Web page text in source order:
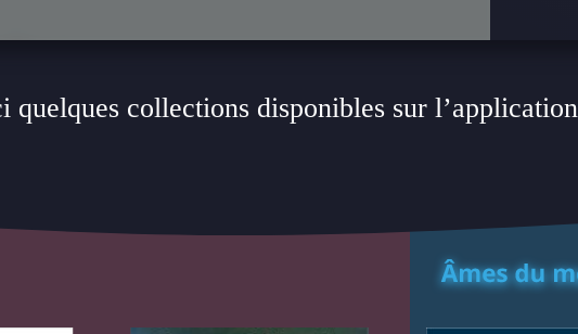
quelques collections disponibles sur l’application